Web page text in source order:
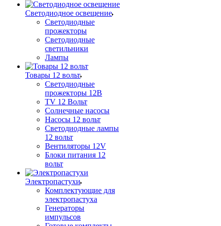
Светодиодное освещение
Светодиодные
прожекторы
Светодиодные
светильники
Лампы
Товары 12 вольт
Светодиодные
прожекторы 12В
TV 12 Вольт
Солнечные насосы
Насосы 12 вольт
Светодиодные лампы
12 вольт
Вентиляторы 12V
Блоки питания 12
вольт
Электропастухи
Комплектующие для
электропастуха
Генераторы
импульсов